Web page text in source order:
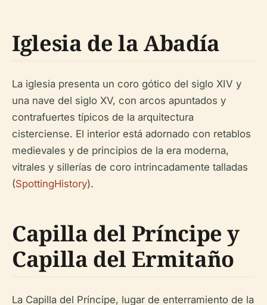
Iglesia de la Abadía
La iglesia presenta un coro gótico del siglo XIV y
una nave del siglo XV, con arcos apuntados y
contrafuertes típicos de la arquitectura
cisterciense. El interior está adornado con retablos
medievales y de principios de la era moderna,
vitrales y sillerías de coro intrincadamente talladas
(SpottingHistory).
Capilla del Príncipe y
Capilla del Ermitaño
La Capilla del Príncipe, lugar de enterramiento de la